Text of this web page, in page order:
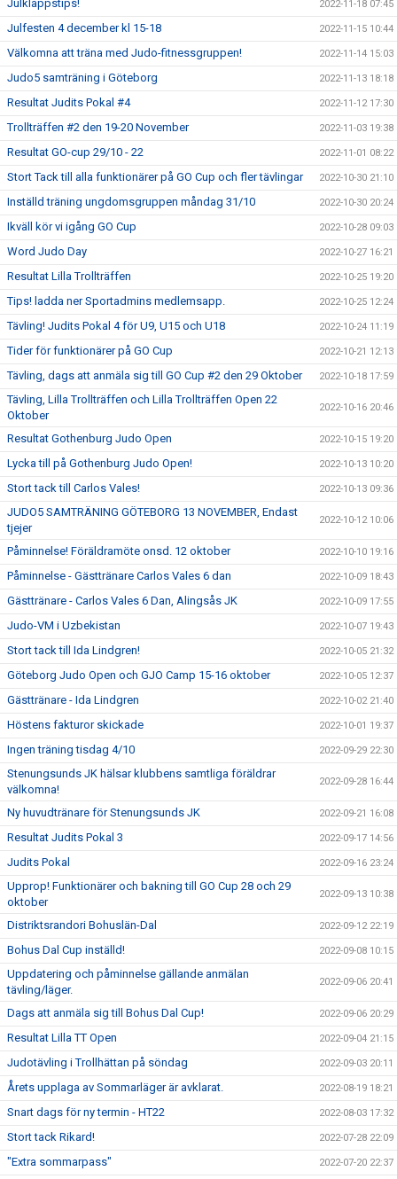
Julklappstips! 2022-11-18 07:45
Julfesten 4 december kl 15-18 2022-11-15 10:44
Välkomna att träna med Judo-fitnessgruppen! 2022-11-14 15:03
Judo5 samträning i Göteborg 2022-11-13 18:18
Resultat Judits Pokal #4 2022-11-12 17:30
Trollträffen #2 den 19-20 November 2022-11-03 19:38
Resultat GO-cup 29/10 - 22 2022-11-01 08:22
Stort Tack till alla funktionärer på GO Cup och fler tävlingar 2022-10-30 21:10
Inställd träning ungdomsgruppen måndag 31/10 2022-10-30 20:24
Ikväll kör vi igång GO Cup 2022-10-28 09:03
Word Judo Day 2022-10-27 16:21
Resultat Lilla Trollträffen 2022-10-25 19:20
Tips! ladda ner Sportadmins medlemsapp. 2022-10-25 12:24
Tävling! Judits Pokal 4 för U9, U15 och U18 2022-10-24 11:19
Tider för funktionärer på GO Cup 2022-10-21 12:13
Tävling, dags att anmäla sig till GO Cup #2 den 29 Oktober 2022-10-18 17:59
Tävling, Lilla Trollträffen och Lilla Trollträffen Open 22
Oktober
2022-10-16 20:46
Resultat Gothenburg Judo Open 2022-10-15 19:20
Lycka till på Gothenburg Judo Open! 2022-10-13 10:20
Stort tack till Carlos Vales! 2022-10-13 09:36
JUDO5 SAMTRÄNING GÖTEBORG 13 NOVEMBER, Endast
tjejer
2022-10-12 10:06
Påminnelse! Föräldramöte onsd. 12 oktober 2022-10-10 19:16
Påminnelse - Gästtränare Carlos Vales 6 dan 2022-10-09 18:43
Gästtränare - Carlos Vales 6 Dan, Alingsås JK 2022-10-09 17:55
Judo-VM i Uzbekistan 2022-10-07 19:43
Stort tack till Ida Lindgren! 2022-10-05 21:32
Göteborg Judo Open och GJO Camp 15-16 oktober 2022-10-05 12:37
Gästtränare - Ida Lindgren 2022-10-02 21:40
Höstens fakturor skickade 2022-10-01 19:37
Ingen träning tisdag 4/10 2022-09-29 22:30
Stenungsunds JK hälsar klubbens samtliga föräldrar
välkomna!
2022-09-28 16:44
Ny huvudtränare för Stenungsunds JK 2022-09-21 16:08
Resultat Judits Pokal 3 2022-09-17 14:56
Judits Pokal 2022-09-16 23:24
Upprop! Funktionärer och bakning till GO Cup 28 och 29
oktober
2022-09-13 10:38
Distriktsrandori Bohuslän-Dal 2022-09-12 22:19
Bohus Dal Cup inställd! 2022-09-08 10:15
Uppdatering och påminnelse gällande anmälan
tävling/läger.
2022-09-06 20:41
Dags att anmäla sig till Bohus Dal Cup! 2022-09-06 20:29
Resultat Lilla TT Open 2022-09-04 21:15
Judotävling i Trollhättan på söndag 2022-09-03 20:11
Årets upplaga av Sommarläger är avklarat. 2022-08-19 18:21
Snart dags för ny termin - HT22 2022-08-03 17:32
Stort tack Rikard! 2022-07-28 22:09
"Extra sommarpass" 2022-07-20 22:37